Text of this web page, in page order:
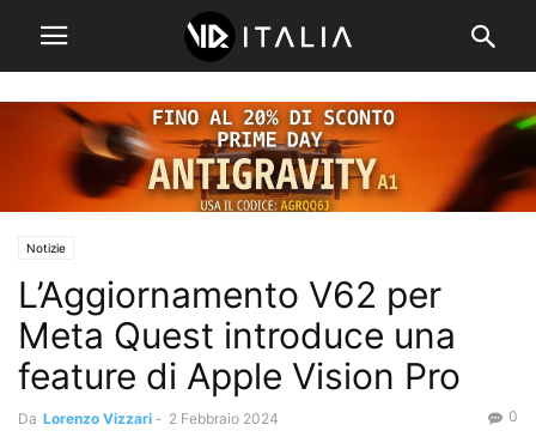
Notizie
L’Aggiornamento V62 per
Meta Quest introduce una
feature di Apple Vision Pro
Da Lorenzo Vizzari - 2 Febbraio 2024 0